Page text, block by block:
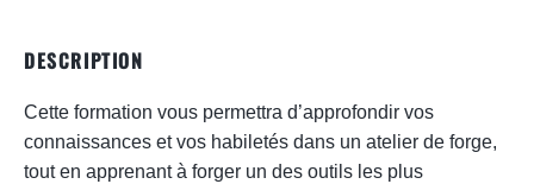
DESCRIPTION
Cette formation vous permettra d’approfondir vos
connaissances et vos habiletés dans un atelier de forge,
tout en apprenant à forger un des outils les plus